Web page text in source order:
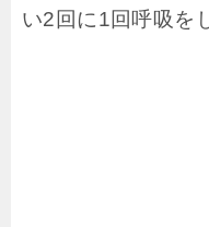
い2回に1回呼吸を